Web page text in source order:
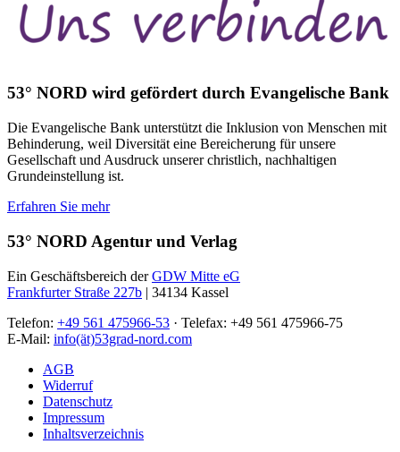
53° NORD wird gefördert durch Evangelische Bank
Die Evangelische Bank unterstützt die Inklusion von Menschen mit
Behinderung, weil Diversität eine Bereicherung für unsere
Gesellschaft und Ausdruck unserer christlich, nachhaltigen
Grundeinstellung ist.
Erfahren Sie mehr
53° NORD Agentur und Verlag
Ein Geschäftsbereich derGDW Mitte eG
Frankfurter Straße 227b | 34134 Kassel
Telefon: +49 561 475966-53 · Telefax: +49 561 475966-75
E-Mail: info(ät)53grad-nord.com
AGB
Widerruf
Datenschutz
Impressum
Inhaltsverzeichnis